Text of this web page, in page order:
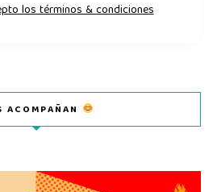
los términos & condiciones
ACOMPAÑAN